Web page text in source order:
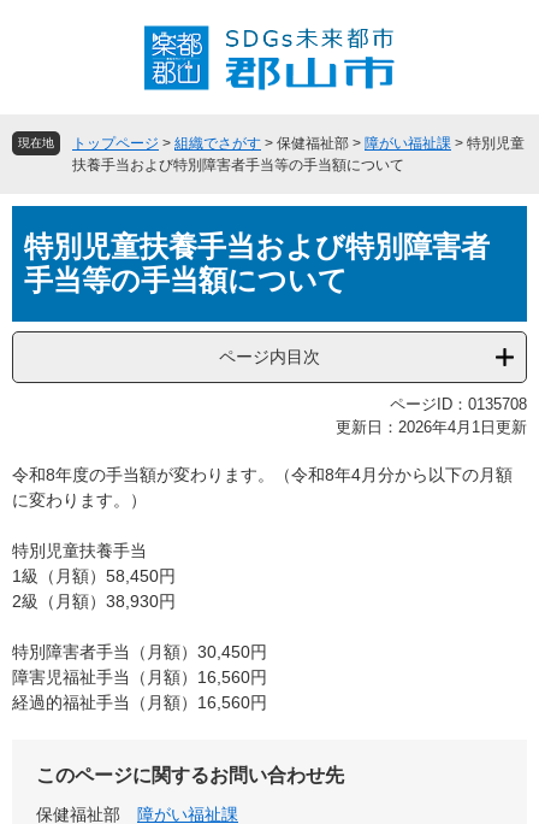
頭
飛現在地 トップページ > 組織でさがす > 保健福祉部 > 障がい福祉課 > 特別児童
扶養手当および特別障害者手当等の手当額について
文特別児童扶養手当および特別障害者
手当等の手当額について
ページ内目次
ページID：0135708
更新日：2026年4月1日更新
令和8年度の手当額が変わります。（令和8年4月分から以下の月額
に変わります。）
特別児童扶養手当
1級（月額）58,450円
2級（月額）38,930円
特別障害者手当（月額）30,450円
障害児福祉手当（月額）16,560円
経過的福祉手当（月額）16,560円
このページに関するお問い合わせ先
保健福祉部
障がい福祉課